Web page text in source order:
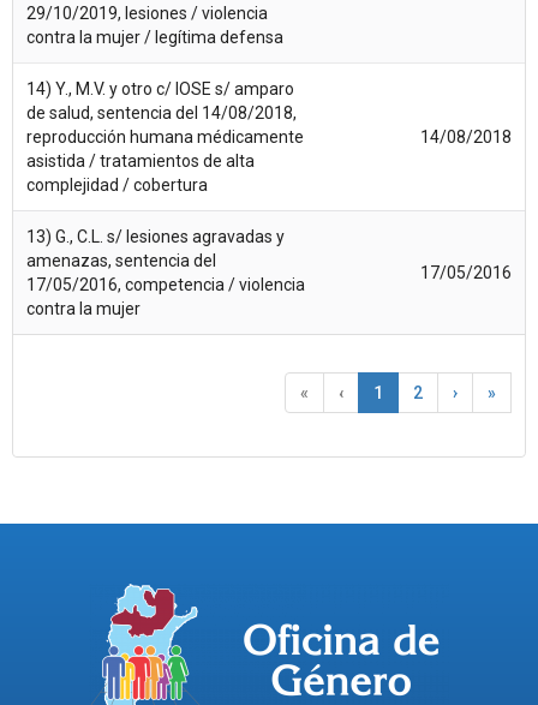
« ‹ 1 2 › »
29/10/2019, lesiones / violencia
contra la mujer / legítima defensa
14) Y., M.V. y otro c/ IOSE s/ amparo
de salud, sentencia del 14/08/2018,
reproducción humana médicamente
asistida / tratamientos de alta
complejidad / cobertura
14/08/2018
13) G., C.L. s/ lesiones agravadas y
amenazas, sentencia del
17/05/2016, competencia / violencia
contra la mujer
17/05/2016